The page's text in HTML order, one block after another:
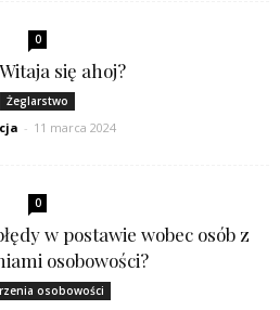
0
się ahoj?
Żeglarstwo
- 11 marca 2024
0
w postawie wobec osób z
osobowości?
osobowości